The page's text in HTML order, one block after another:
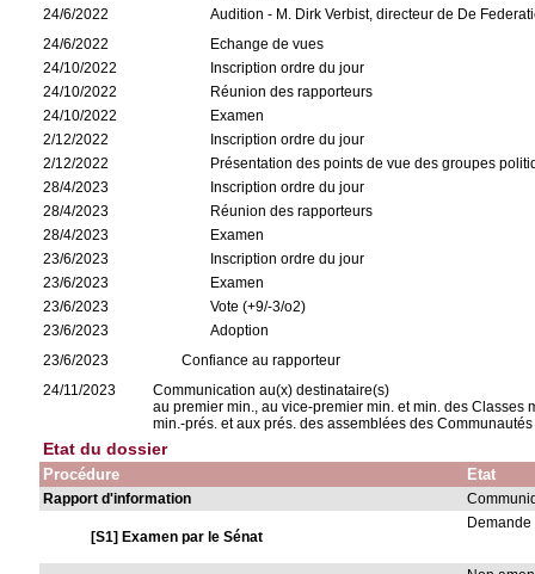
24/6/2022
Audition - M. Dirk Verbist, directeur de De
24/6/2022
Echange de vues
24/10/2022
Inscription ordre du jour
24/10/2022
Réunion des rapporteurs
24/10/2022
Examen
2/12/2022
Inscription ordre du jour
2/12/2022
Présentation des points de vue des groupes
28/4/2023
Inscription ordre du jour
28/4/2023
Réunion des rapporteurs
28/4/2023
Examen
23/6/2023
Inscription ordre du jour
23/6/2023
Examen
23/6/2023
Vote (+9/-3/o2)
23/6/2023
Adoption
23/6/2023
Confiance au rapporteur
24/11/2023
Communication au(x) destinataire(s)
au premier min., au vice-premier min. et min. des
min.-prés. et aux prés. des assemblées des
Etat du dossier
Procédure Etat
Rapport d'information
[S1] Examen par le Sénat